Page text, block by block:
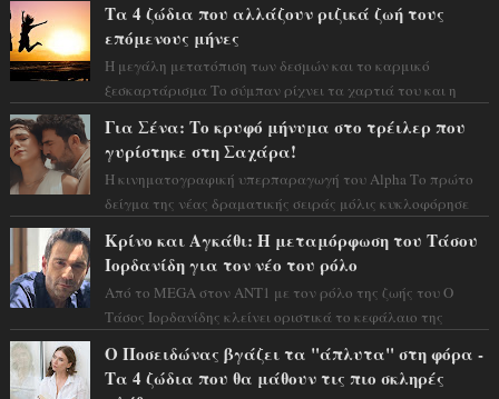
Τα 4 ζώδια που αλλάζουν ριζικά ζωή τους
επόμενους μήνες
Η μεγάλη μετατόπιση των δεσμών και το καρμικό
ξεσκαρτάρισμα Το σύμπαν ρίχνει τα χαρτιά του και η
Για Σένα: Το κρυφό μήνυμα στο τρέιλερ που
γυρίστηκε στη Σαχάρα!
Η κινηματογραφική υπερπαραγωγή του Alpha Το πρώτο
δείγμα της νέας δραματικής σειράς μόλις κυκλοφόρησε
Κρίνο και Αγκάθι: Η μεταμόρφωση του Τάσου
Ιορδανίδη για τον νέο του ρόλο
Από το MEGA στον ΑΝΤ1 με τον ρόλο της ζωής του Ο
Τάσος Ιορδανίδης κλείνει οριστικά το κεφάλαιο της
Ο Ποσειδώνας βγάζει τα "άπλυτα" στη φόρα -
Τα 4 ζώδια που θα μάθουν τις πιο σκληρές